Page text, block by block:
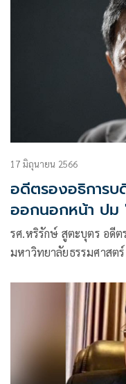
17 มิถุนายน 2566
อดีตรองอธิการบ
ออกนอกหน้า ปม
รศ.หริรักษ์ สูตะบุตร อดีต
มหาวิทยาลัยธรรมศาสต